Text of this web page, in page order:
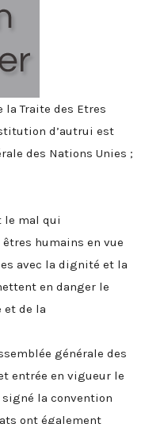
la Traite des Etres
d’autrui est
des Nations Unies ;
le mal qui
humains en vue
avec la dignité et la
en danger le
et de la
générale des
entrée en vigueur le
signé la convention
ont également